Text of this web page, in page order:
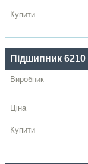
грн
Купити
Підшипник 6210